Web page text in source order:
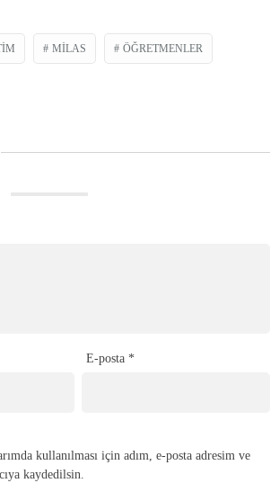
MILAS ÖĞRETMENLER
E-posta *
kullanılması için adım, e-posta adresim ve
kaydedilsin.